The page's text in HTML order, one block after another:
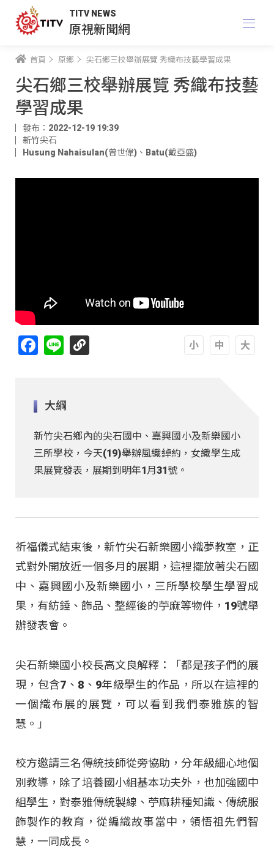
TITV NEWS
原視新聞網
首頁 原鄉 尖石鄉三校舉辦展覽 秀織布技藝學習成果
尖石鄉三校舉辦展覽 秀織布技藝
學習成果
發布：2022-12-19 19:39
新竹尖石
Husung Nahaisulan(曾世偉) 、 Batu(戴亞盛)
Facebook
Line
大綱
新竹尖石鄉內的尖石國中、嘉興國小及新樂國小
三所學校，今天(19)舉辦風織綽約，女織學生成
果展覽發表，展期到明年1月31號。
祈福儀式結束後，新竹尖石新樂國小織夢教室，正
式對外開放近一個多月的展期，這裡擺放著尖石國
中、嘉興國小及新樂國小，三所學校學生學習成
果，有紡錘、飾品、整經後的苧麻等物件，19號舉
辦發表會。
尖石新樂國小校長高文良解釋：「都是孩子們的展
現，包含7、8、9年級學生的作品，所以在這裡的
一個織布展的展覽，可以看到我們泰雅族的智
慧。」
校方邀請三名傳統技師從旁協助，分年級細心地個
別教導，除了培養國小組基本功夫外，也加強國中
組學生，對泰雅傳統製線、苧麻耕種知識、傳統服
飾製作的教育，從編織故事當中，領悟祖先們智
慧，一同成長。